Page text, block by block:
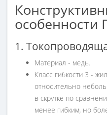
особенности
1.
Материал - медь.
Класс гибкости 3 -
относительно
в скрутке по
менее гибким, но